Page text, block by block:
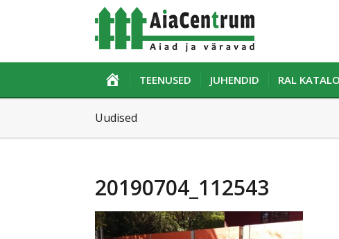
ESILEHT
TEENUSED JUHENDID RAL
Uudised
20190704_112543